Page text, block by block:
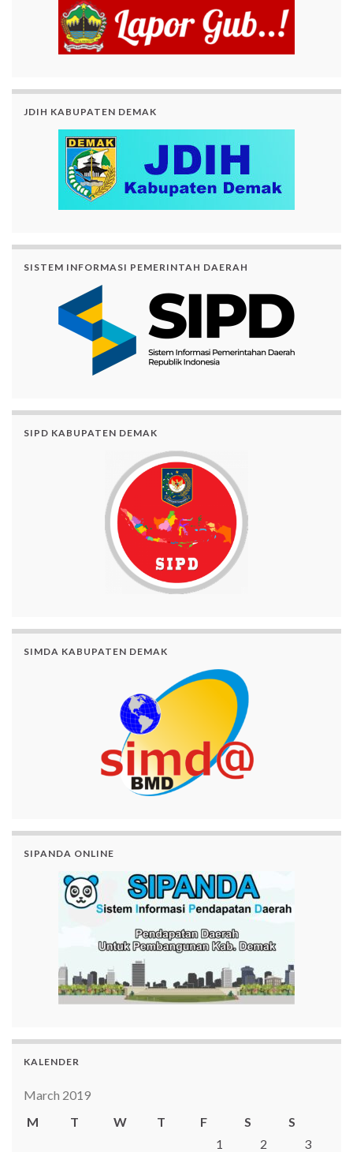
JDIH KABUPATEN DEMAK
SISTEM INFORMASI PEMERINTAH DAERAH
SIPD KABUPATEN DEMAK
SIMDA KABUPATEN DEMAK
SIPANDA ONLINE
KALENDER
March 2019
M
T W T F S
S
1
2
3